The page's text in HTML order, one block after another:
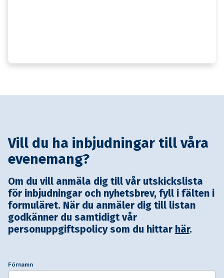
Vill du ha inbjudningar till våra
evenemang?
Om du vill anmäla dig till vår utskickslista
för inbjudningar och nyhetsbrev, fyll i fälten i
formuläret. När du anmäler dig till listan
godkänner du samtidigt vår
personuppgiftspolicy som du hittar här.
Förnamn